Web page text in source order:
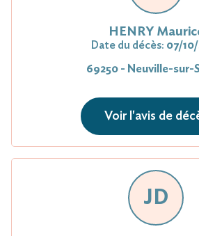
HENRY
Date du décès: 07/
69250 - Neuville-sur-
Voir l'avis de
JD